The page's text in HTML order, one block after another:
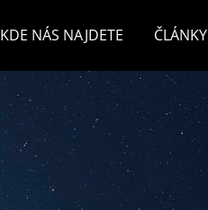
KDE NÁS NAJDETE ČLÁNKY